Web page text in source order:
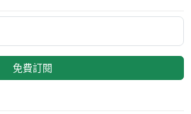
免費訂閱